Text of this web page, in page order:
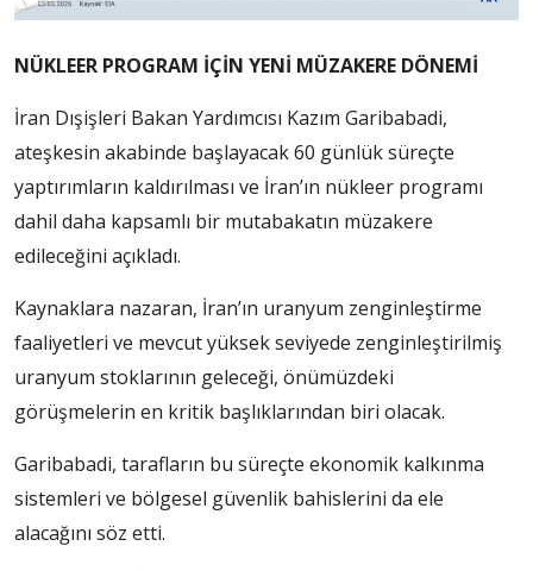
NÜKLEER PROGRAM İÇİN YENİ MÜZAKERE DÖNEMİ
İran Dışişleri Bakan Yardımcısı Kazım Garibabadi,
ateşkesin akabinde başlayacak 60 günlük süreçte
yaptırımların kaldırılması ve İran’ın nükleer programı
dahil daha kapsamlı bir mutabakatın müzakere
edileceğini açıkladı.
Kaynaklara nazaran, İran’ın uranyum zenginleştirme
faaliyetleri ve mevcut yüksek seviyede zenginleştirilmiş
uranyum stoklarının geleceği, önümüzdeki
görüşmelerin en kritik başlıklarından biri olacak.
Garibabadi, tarafların bu süreçte ekonomik kalkınma
sistemleri ve bölgesel güvenlik bahislerini da ele
alacağını söz etti.